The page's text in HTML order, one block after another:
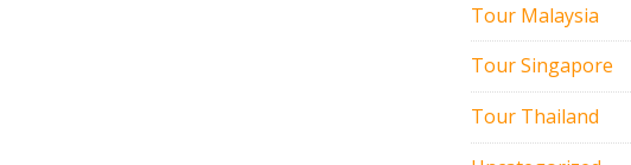
Tour Malaysia
Tour Singapore
Tour Thailand